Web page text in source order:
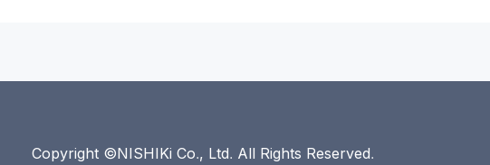
Copyright ©NISHIKi Co., Ltd. All Rights Reserved.